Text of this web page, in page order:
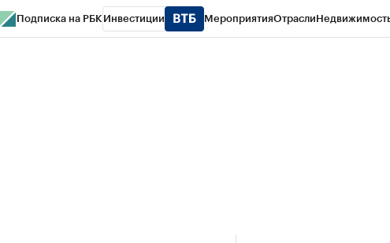
Подписка на РБК Инвестиции МероприятияОтрасли